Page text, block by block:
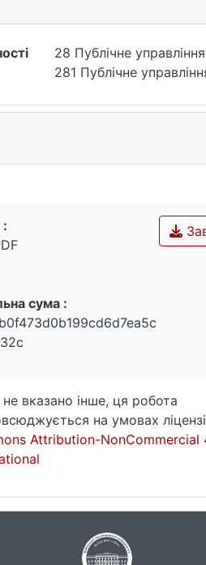
лідерства, публічно-
for ensuring
leadership development,
28 Публічне
281 Публічне
сума :
вказано інше, ця робота
на умовах
Attribution-NonCommercial